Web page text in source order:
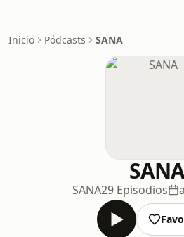
Inicio Pódcasts SANA
SANA29 Episodios